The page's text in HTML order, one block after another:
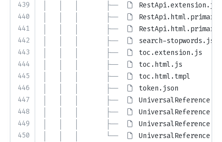
439
440
441
442
443
444
445
446
447
448
449
450
│   │   │       ├──
RestApi.extension.js
│   │   │       ├──
│   │   │       ├──
│   │   │       ├──
search-stopwords.json
│   │   │       ├──
toc.extension.js
│   │   │       ├──
toc.html.js
│   │   │       ├──
toc.html.tmpl
│   │   │       ├──
token.json
│   │   │       ├──
│   │   │       ├──
│   │   │       ├──
│   │   │       └──